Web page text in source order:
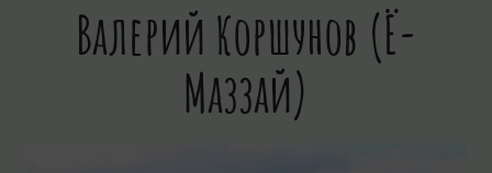
Валерий Коршунов (Ё-
Маззай)